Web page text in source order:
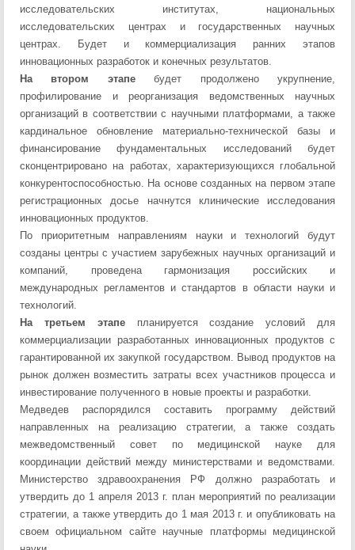
исследовательских институтах, национальных
исследовательских центрах и государственных научных
центрах. Будет и коммерциализация ранних этапов
инновационных разработок и конечных результатов.
На втором этапебудет продолжено укрупнение,
профилирование и реорганизация ведомственных научных
организаций в соответствии с научными платформами, а также
кардинальное обновление материально-технической базы и
финансирование фундаментальных исследований будет
сконцентрировано на работах, характеризующихся глобальной
конкурентоспособностью. На основе созданных на первом этапе
регистрационных досье начнутся клинические исследования
инновационных продуктов.
По приоритетным направлениям науки и технологий будут
созданы центры с участием зарубежных научных организаций и
компаний, проведена гармонизация российских и
международных регламентов и стандартов в области науки и
технологий.
На третьем этапе планируется создание условий для
коммерциализации разработанных инновационных продуктов с
гарантированной их закупкой государством. Вывод продуктов на
рынок должен возместить затраты всех участников процесса и
инвестирование полученного в новые проекты и разработки.
Медведев распорядился составить программу действий
направленных на реализацию стратегии, а также создать
межведомственный совет по медицинской науке для
координации действий между министерствами и ведомствами.
Министерство здравоохранения РФ должно разработать и
утвердить до 1 апреля 2013 г. план мероприятий по реализации
стратегии, а также утвердить до 1 мая 2013 г. и опубликовать на
своем официальном сайте научные платформы медицинской